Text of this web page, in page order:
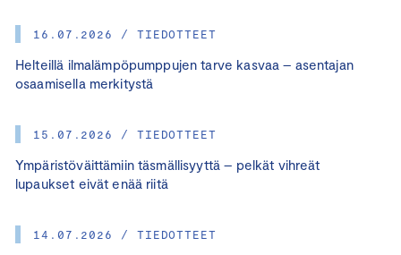
16.07.2026 / TIEDOTTEET
Helteillä ilmalämpöpumppujen tarve kasvaa – asentajan
osaamisella merkitystä
15.07.2026 / TIEDOTTEET
Ympäristöväittämiin täsmällisyyttä – pelkät vihreät
lupaukset eivät enää riitä
14.07.2026 / TIEDOTTEET